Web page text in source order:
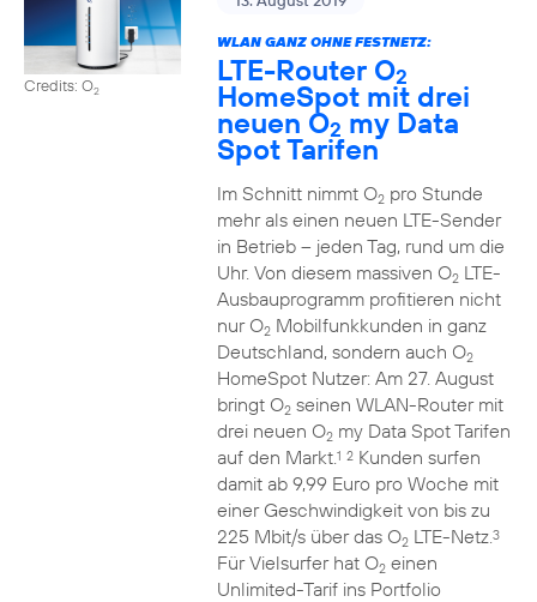
Credits: O2
WLAN GANZ OHNE FESTNETZ:
LTE-Router O2
HomeSpot mit drei
neuen O2 my Data
Spot Tarifen
Im Schnitt nimmt O2pro Stunde
mehr als einen neuen LTE-Sender
in Betrieb – jeden Tag, rund um die
Uhr. Von diesem massiven O2LTE-
Ausbauprogramm profitieren nicht
nur O2Mobilfunkkunden in ganz
Deutschland, sondern auch O2
HomeSpot Nutzer: Am 27. August
bringt O2seinen WLAN-Router mit
drei neuen O2my Data Spot Tarifen
auf den Markt.1 2Kunden surfen
damit ab 9,99 Euro pro Woche mit
einer Geschwindigkeit von bis zu
225 Mbit/s über das O2LTE-Netz.3
Für Vielsurfer hat O2einen
Unlimited-Tarif ins Portfolio